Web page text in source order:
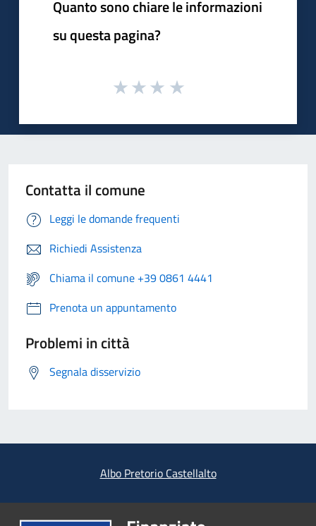
Quanto sono chiare le informazioni
su questa pagina?
Contatta il comune
Leggi le domande frequenti
Richiedi Assistenza
Chiama il comune +39 0861 4441
Prenota un appuntamento
Problemi in città
Segnala disservizio
Albo Pretorio Castellalto